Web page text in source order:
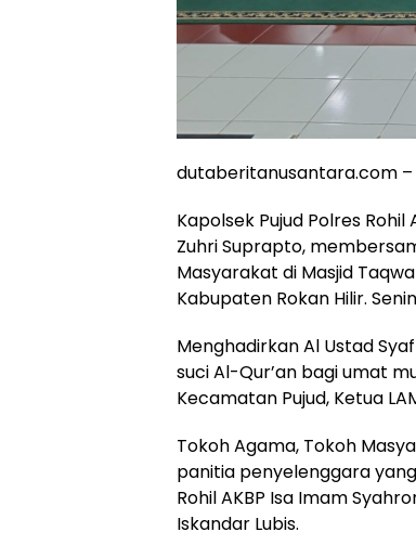
dutaberitanusantara.com –
Kapolsek Pujud Polres Rohil
Zuhri Suprapto,
Masyarakat di Masjid
Kabupaten Rokan Hilir.
Menghadirkan Al Ustad
suci Al-Qur’an bagi umat
Kecamatan Pujud, Ketua
Tokoh Agama, Tokoh
panitia penyelenggara
Rohil AKBP Isa Imam
Iskandar Lubis.